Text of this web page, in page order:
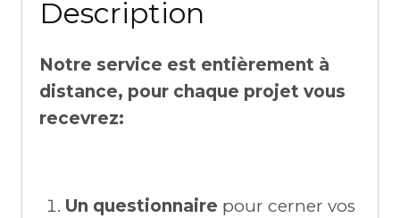
Description
Notre service est entièrement à
distance, pour chaque projet vous
recevrez:
Un questionnaire pour cerner vos